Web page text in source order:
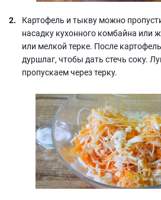
Картофель и тыкву можно
насадку кухонного комбайна или
или мелкой терке. После
дуршлаг, чтобы дать стечь соку.
пропускаем через терку.